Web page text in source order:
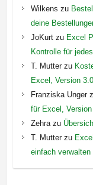
Wilkens zu
deine
JoKurtzu Excel
Kontrolle für
T. Mutterzu
Excel, Version
Franziska Unger
für Excel,
Zehrazu
T. Mutterzu
einfach verwalten